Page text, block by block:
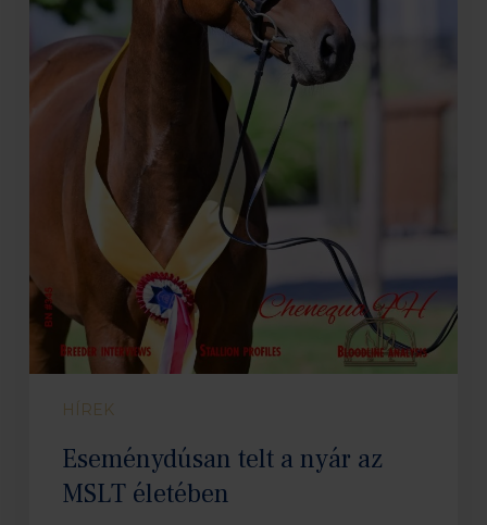
HÍREK
Eseménydúsan telt a nyár az
MSLT életében